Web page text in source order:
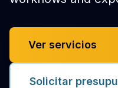
Ver servicios
Solicitar